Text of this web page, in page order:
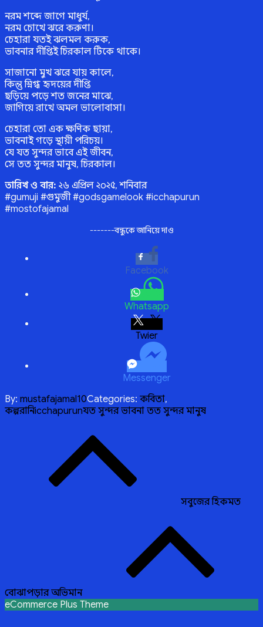
নরম শব্দে জাগে মাধুর্য,
নরম চোখে ঝরে করুণা।
চেহারা যতই ঝলমল করুক,
ভাবনার দীপ্তিই চিরকাল টিকে থাকে।
সাজানো মুখ ঝরে যায় কালে,
কিন্তু স্নিগ্ধ হৃদয়ের দীপ্তি
ছড়িয়ে পড়ে শত জনের মাঝে,
জাগিয়ে রাখে অমল ভালোবাসা।
চেহারা তো এক ক্ষণিক ছায়া,
ভাবনাই গড়ে স্থায়ী পরিচয়।
যে যত সুন্দর ভাবে এই জীবন,
সে তত সুন্দর মানুষ, চিরকাল।
তারিখ ও বার: ২৬ এপ্রিল ২০২৫, শনিবার
#gumuji #গুমুজী #godsgamelook #icchapurun
#mostofajamal
-------বন্ধুকে জানিয়ে দাও
Facebook
Whatsapp
Twitter
Messenger
By: mustafajamal10Categories: কবিতা,
কল্পরানিicchapurunযত সুন্দর ভাবনা তত সুন্দর মানুষ
সবুজের হিকমত
বোঝাপড়ার অভিমান
eCommerce Plus Theme